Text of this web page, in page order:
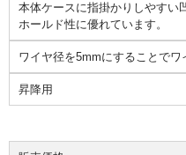
本体ケースに指掛かりしやすい
ホールド性に優れています。
ワイヤ径を5mmにすることでワ
昇降用